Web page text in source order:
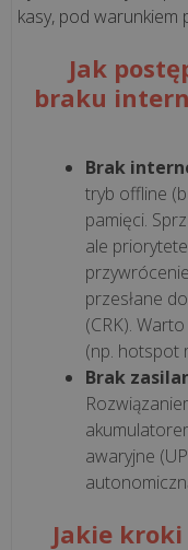
zyskała
wszystkie
przygotować
kasy, pod warunkiem
Jak
braku
Brak
tryb offline
pamięci.
ale
przesłane
(CRK).
(np. hotspot
Brak
awaryjne
Jakie